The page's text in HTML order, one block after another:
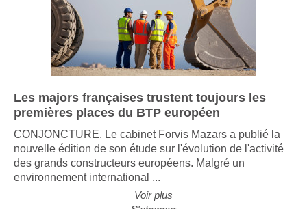
Les majors françaises trustent toujours les
premières places du BTP européen
CONJONCTURE. Le cabinet Forvis Mazars a publié la
nouvelle édition de son étude sur l'évolution de l'activité
des grands constructeurs européens. Malgré un
Voir plus